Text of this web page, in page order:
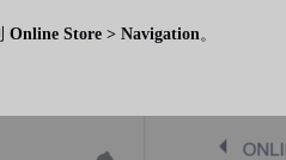
Online Store > Navigation 。